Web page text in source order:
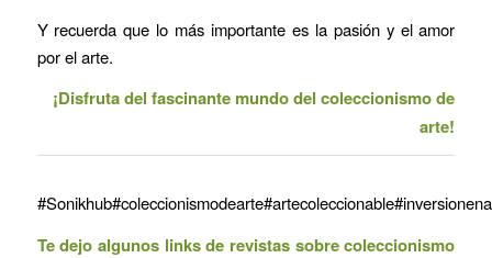
Y recuerda que lo más importante es la pasión y el amor
por el arte.
¡Disfruta del fascinante mundo del coleccionismo de
arte!
Te dejo algunos links de revistas sobre coleccionismo